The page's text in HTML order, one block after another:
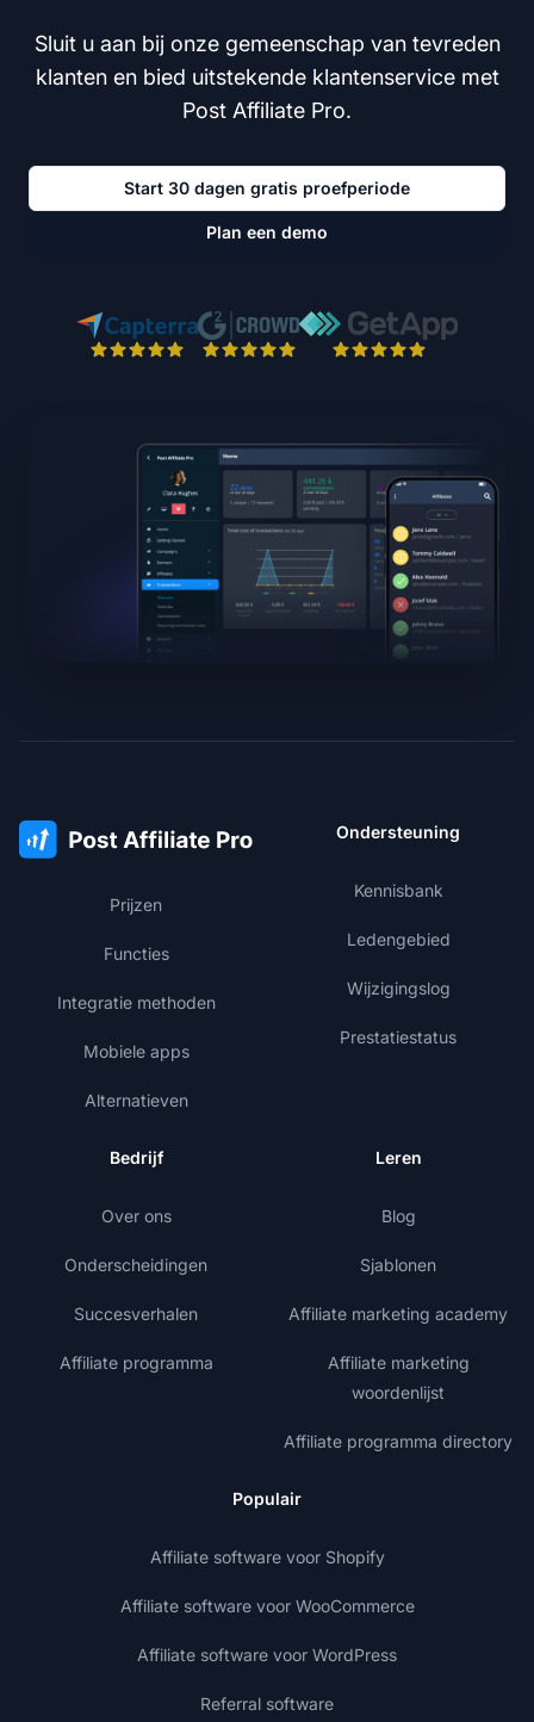
Sluit u aan bij onze gemeenschap van tevreden
klanten en bied uitstekende klantenservice met
Post Affiliate Pro.
Start 30 dagen gratis proefperiode
Plan een demo
Prijzen
Functies
Integratie methoden
Mobiele apps
Alternatieven
Ondersteuning
Kennisbank
Ledengebied
Wijzigingslog
Prestatiestatus
Bedrijf
Over ons
Onderscheidingen
Succesverhalen
Affiliate programma
Leren
Blog
Sjablonen
Affiliate marketing academy
Affiliate marketing
woordenlijst
Affiliate programma directory
Populair
Affiliate software voor Shopify
Affiliate software voor WooCommerce
Affiliate software voor WordPress
Referral software